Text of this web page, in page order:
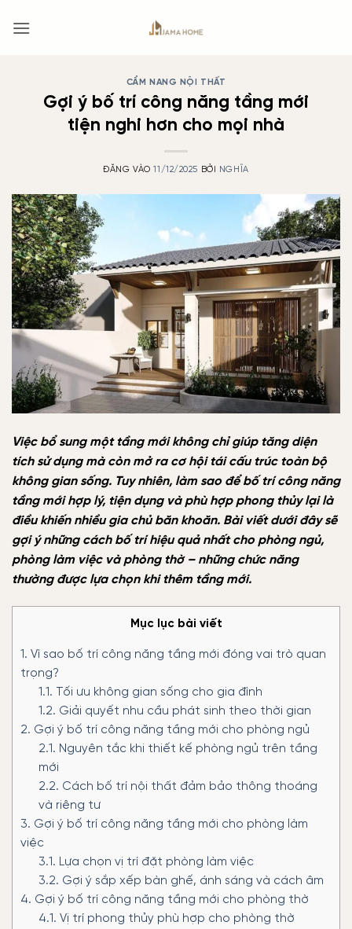
qua
CẨM NANG NỘI THẤT
Gợi ý bố trí công năng tầng mới
tiện nghi hơn cho mọi nhà
ĐĂNG VÀO11/12/2025 BỞI NGHĨA
Việc bổ sung một tầng mới không chỉ giúp tăng diện
tích sử dụng mà còn mở ra cơ hội tái cấu trúc toàn bộ
không gian sống. Tuy nhiên, làm sao để bố trí công năng
tầng mới hợp lý, tiện dụng và phù hợp phong thủy lại là
điều khiến nhiều gia chủ băn khoăn. Bài viết dưới đây sẽ
gợi ý những cách bố trí hiệu quả nhất cho phòng ngủ,
phòng làm việc và phòng thờ – những chức năng
thường được lựa chọn khi thêm tầng mới.
Mục lục bài viết
1. Vì sao bố trí công năng tầng mới đóng vai trò quan
trọng?
1.1. Tối ưu không gian sống cho gia đình
1.2. Giải quyết nhu cầu phát sinh theo thời gian
2. Gợi ý bố trí công năng tầng mới cho phòng ngủ
2.1. Nguyên tắc khi thiết kế phòng ngủ trên tầng
mới
2.2. Cách bố trí nội thất đảm bảo thông thoáng
và riêng tư
3. Gợi ý bố trí công năng tầng mới cho phòng làm
việc
3.1. Lựa chọn vị trí đặt phòng làm việc
3.2. Gợi ý sắp xếp bàn ghế, ánh sáng và cách âm
4. Gợi ý bố trí công năng tầng mới cho phòng thờ
4.1. Vị trí phong thủy phù hợp cho phòng thờ